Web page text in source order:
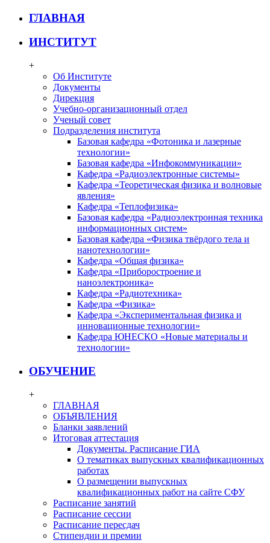
ГЛАВНАЯ
ИНСТИТУТ
+
Об Институте
Документы
Дирекция
Учебно-организационный отдел
Ученый совет
Подразделения института
Базовая кафедра «Фотоника и лазерные
технологии»
Базовая кафедра «Инфокоммуникации»
Кафедра «Радиоэлектронные системы»
Кафедра «Теоретическая физика и волновые
явления»
Кафедра «Теплофизика»
Базовая кафедра «Радиоэлектронная техника
информационных систем»
Базовая кафедра «Физика твёрдого тела и
нанотехнологии»
Кафедра «Общая физика»
Кафедра «Приборостроение и
наноэлектроника»
Кафедра «Радиотехника»
Кафедра «Физика»
Кафедра «Экспериментальная физика и
инновационные технологии»
Кафедра ЮНЕСКО «Новые материалы и
технологии»
ОБУЧЕНИЕ
+
ГЛАВНАЯ
ОБЪЯВЛЕНИЯ
Бланки заявлений
Итоговая аттестация
Документы. Расписание ГИА
О тематиках выпускных квалификационных
работах
О размещении выпускных
квалификационных работ на сайте СФУ
Расписание занятий
Расписание сессии
Расписание пересдач
Стипендии и премии